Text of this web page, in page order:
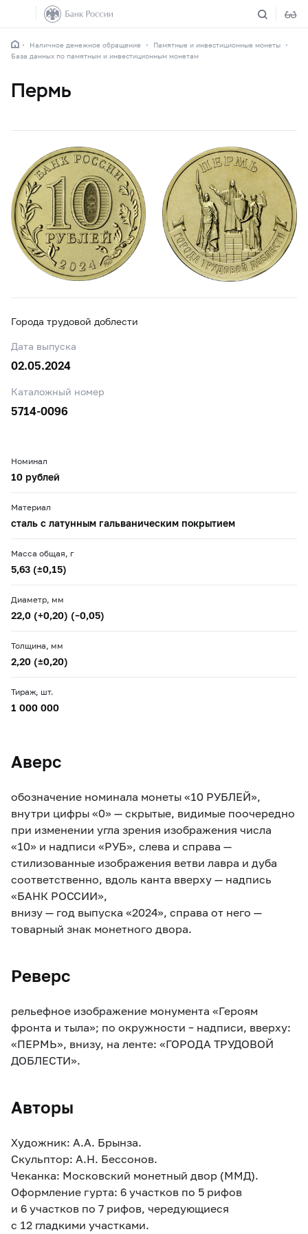
Наличное денежное обращение
Памятные и инвестиционные монеты
База данных по памятным и инвестиционным монетам
Пермь
Города трудовой доблести
Дата выпуска
02.05.2024
Каталожный номер
5714-0096
Номинал
10 рублей
Материал
сталь с латунным гальваническим покрытием
Масса общая, г
5,63 (±0,15)
Диаметр, мм
22,0 (+0,20) (–0,05)
Толщина, мм
2,20 (±0,20)
Тираж, шт.
1 000 000
Аверс
обозначение номинала монеты «10 РУБЛЕЙ»,
внутри цифры «0» — скрытые, видимые поочередно
при изменении угла зрения изображения числа
«10» и надписи «РУБ», cлева и справа —
стилизованные изображения ветви лавра и дуба
соответственно, вдоль канта вверху — надпись
«БАНК РОССИИ»,
внизу — год выпуска «2024», справа от него —
товарный знак монетного двора.
Реверс
рельефное изображение монумента «Героям
фронта и тыла»; по окружности – надписи, вверху:
«ПЕРМЬ», внизу, на ленте: «ГОРОДА ТРУДОВОЙ
ДОБЛЕСТИ».
Авторы
Художник: А.А. Брынза.
Скульптор: А.Н. Бессонов.
Чеканка: Московский монетный двор (ММД).
Оформление гурта: 6 участков по 5 рифов
и 6 участков по 7 рифов, чередующиеся
с 12 гладкими участками.